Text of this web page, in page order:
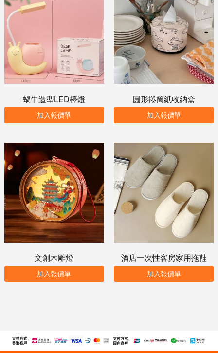
蝸牛造型LED檯燈
加入報價單
圓形捲筒紙收納盒
加入報價單
文創木雕燈
加入報價單
酒店一次性客房家用拖鞋
加入報價單